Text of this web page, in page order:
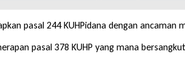
pasal 244 KUHPidana dengan ancaman
pasal 378 KUHP yang mana